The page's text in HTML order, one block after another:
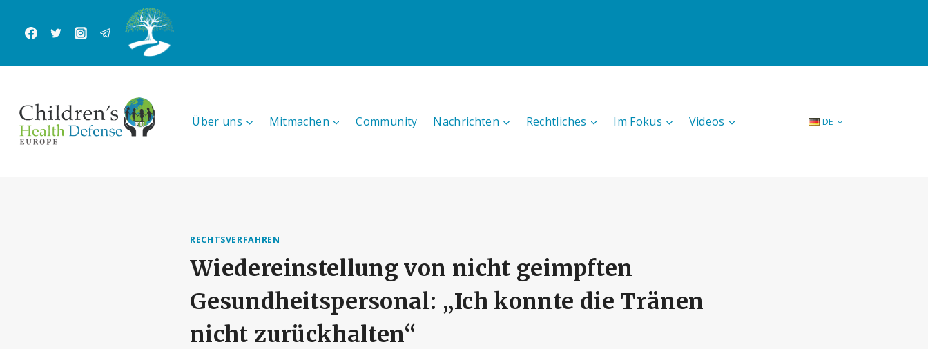
springen
Über uns Mitmachen Community Nachrichten Rechtliches Im Fokus Videos DE
RECHTSVERFAHREN
Wiedereinstellung von nicht geimpften
Gesundheitspersonal: „Ich konnte die Tränen
nicht zurückhalten“